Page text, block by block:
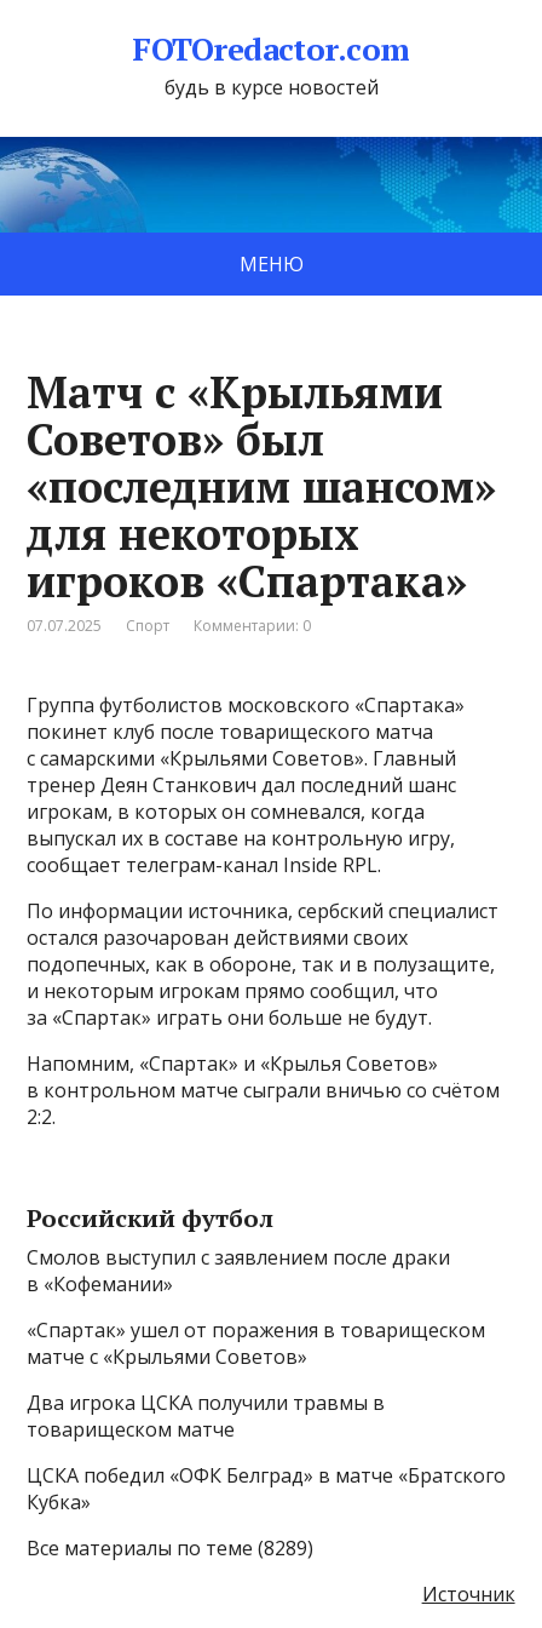
FOTOredactor.com
будь в курсе новостей
МЕНЮ
Матч с «Крыльями
Советов» был
«последним шансом»
для некоторых
игроков «Спартака»
07.07.2025 Спорт Комментарии: 0
Группа футболистов московского «Спартака»
покинет клуб после товарищеского матча
с самарскими «Крыльями Советов». Главный
тренер Деян Станкович дал последний шанс
игрокам, в которых он сомневался, когда
выпускал их в составе на контрольную игру,
сообщает телеграм-канал Inside RPL.
По информации источника, сербский специалист
остался разочарован действиями своих
подопечных, как в обороне, так и в полузащите,
и некоторым игрокам прямо сообщил, что
за «Спартак» играть они больше не будут.
Напомним, «Спартак» и «Крылья Советов»
в контрольном матче сыграли вничью со счётом
2:2.
Российский футбол
Смолов выступил с заявлением после драки
в «Кофемании»
«Спартак» ушел от поражения в товарищеском
матче с «Крыльями Советов»
Два игрока ЦСКА получили травмы в
товарищеском матче
ЦСКА победил «ОФК Белград» в матче «Братского
Кубка»
Все материалы по теме (8289)
Источник